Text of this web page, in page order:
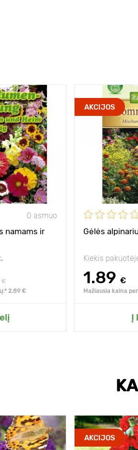
0 asmuo
namams ir
€
2.89 €
AKCIJOS
Gėlės
Kiekis
1.89 €
Mažiausia kaina
Į
AKCIJOS